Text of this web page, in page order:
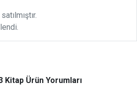
satılmıştır.
Kitap Ürün Yorumları